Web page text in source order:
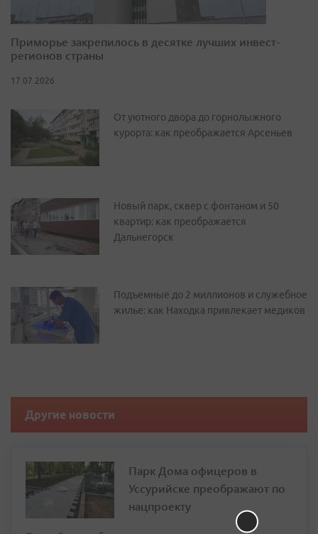
Приморье закрепилось в десятке лучших инвест-
регионов страны
17.07.2026
От уютного двора до горнолыжного
курорта: как преображается Арсеньев
Новый парк, сквер с фонтаном и 50
квартир: как преображается
Дальнегорск
Подъемные до 2 миллионов и служебное
жилье: как Находка привлекает медиков
Другие новости
Парк Дома офицеров в
Уссурийске преображают по
нацпроекту